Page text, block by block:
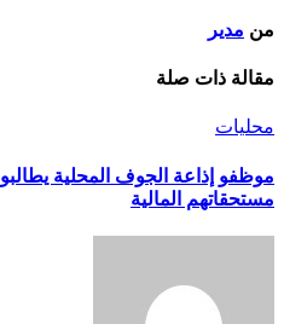
من مدير
مقالة ذات صلة
محليات
موظفو إذاعة الجوف المحلية
مستحقاتهم المالية